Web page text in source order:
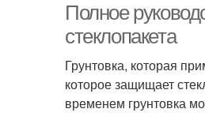
Полное
стеклопакета
Грунтовка, которая
которое защищает
временем грунтовка